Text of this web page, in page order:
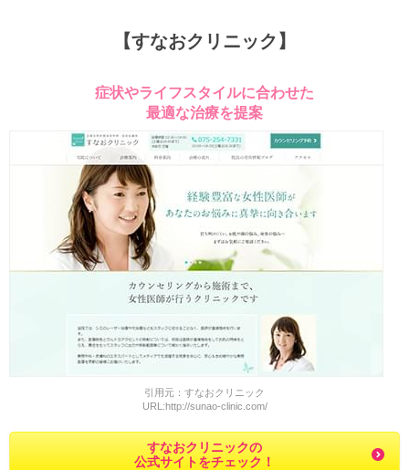
【すなおクリニック】
症状やライフスタイルに合わせた
最適な治療を提案
引用元：すなおクリニック
URL:http://sunao-clinic.com/
すなおクリニックの
公式サイトをチェック！